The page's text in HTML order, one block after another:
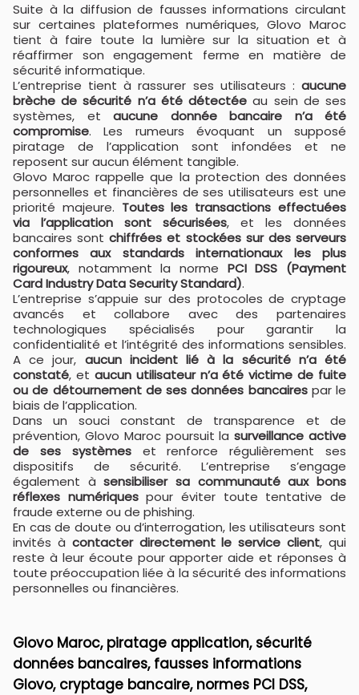
Suite à la diffusion de fausses informations circulant
sur certaines plateformes numériques, Glovo Maroc
tient à faire toute la lumière sur la situation et à
réaffirmer son engagement ferme en matière de
sécurité informatique.
L’entreprise tient à rassurer ses utilisateurs : aucune
brèche de sécurité n’a été détectée au sein de ses
systèmes, et aucune donnée bancaire n’a été
compromise. Les rumeurs évoquant un supposé
piratage de l’application sont infondées et ne
reposent sur aucun élément tangible.
Glovo Maroc rappelle que la protection des données
personnelles et financières de ses utilisateurs est une
priorité majeure. Toutes les transactions effectuées
via l’application sont sécurisées, et les données
bancaires sontchiffrées et stockées sur des serveurs
conformes aux standards internationaux les plus
rigoureux, notamment la norme PCI DSS (Payment
Card Industry Data Security Standard).
L’entreprise s’appuie sur des protocoles de cryptage
avancés et collabore avec des partenaires
technologiques spécialisés pour garantir la
confidentialité et l’intégrité des informations sensibles.
A ce jour, aucun incident lié à la sécurité n’a été
constaté, et aucun utilisateur n’a été victime de fuite
ou de détournement de ses données bancairespar le
biais de l’application.
Dans un souci constant de transparence et de
prévention, Glovo Maroc poursuit lasurveillance active
de ses systèmeset renforce régulièrement ses
dispositifs de sécurité. L’entreprise s’engage
également àsensibiliser sa communauté aux bons
réflexes numériquespour éviter toute tentative de
fraude externe ou de phishing.
En cas de doute ou d’interrogation, les utilisateurs sont
invités à contacter directement le service client, qui
reste à leur écoute pour apporter aide et réponses à
toute préoccupation liée à la sécurité des informations
personnelles ou financières.
Glovo Maroc, piratage application, sécurité
données bancaires, fausses informations
Glovo, cryptage bancaire, normes PCI DSS,